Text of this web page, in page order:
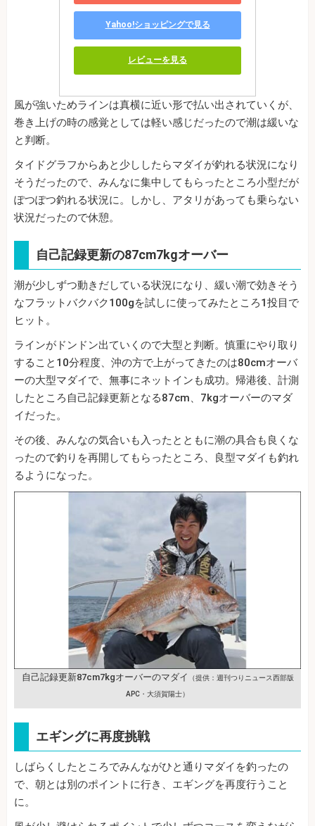
Yahoo!ショッピングで見る
レビューを見る
風が強いためラインは真横に近い形で払い出されていくが、
巻き上げの時の感覚としては軽い感じだったので潮は緩いな
と判断。
タイドグラフからあと少ししたらマダイが釣れる状況になり
そうだったので、みんなに集中してもらったところ小型だが
ぽつぽつ釣れる状況に。しかし、アタリがあっても乗らない
状況だったので休憩。
自己記録更新の87cm7kgオーバー
潮が少しずつ動きだしている状況になり、緩い潮で効きそう
なフラットバクバク100gを試しに使ってみたところ1投目で
ヒット。
ラインがドンドン出ていくので大型と判断。慎重にやり取り
すること10分程度、沖の方で上がってきたのは80cmオーバ
ーの大型マダイで、無事にネットインも成功。帰港後、計測
したところ自己記録更新となる87cm、7kgオーバーのマダ
イだった。
その後、みんなの気合いも入ったとともに潮の具合も良くな
ったので釣りを再開してもらったところ、良型マダイも釣れ
るようになった。
自己記録更新87cm7kgオーバーのマダイ （提供：週刊つりニュース西部版
APC・大須賀陽士）
エギングに再度挑戦
しばらくしたところでみんながひと通りマダイを釣ったの
で、朝とは別のポイントに行き、エギングを再度行うこと
に。